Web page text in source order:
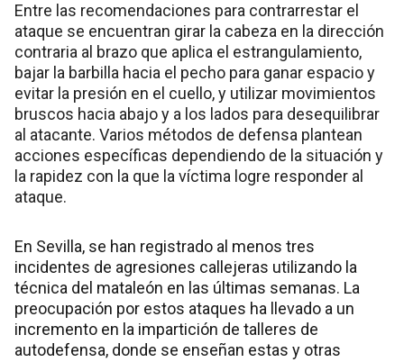
Entre las recomendaciones para contrarrestar el
ataque se encuentran girar la cabeza en la dirección
contraria al brazo que aplica el estrangulamiento,
bajar la barbilla hacia el pecho para ganar espacio y
evitar la presión en el cuello, y utilizar movimientos
bruscos hacia abajo y a los lados para desequilibrar
al atacante. Varios métodos de defensa plantean
acciones específicas dependiendo de la situación y
la rapidez con la que la víctima logre responder al
ataque.
En Sevilla, se han registrado al menos tres
incidentes de agresiones callejeras utilizando la
técnica del mataleón en las últimas semanas. La
preocupación por estos ataques ha llevado a un
incremento en la impartición de talleres de
autodefensa, donde se enseñan estas y otras